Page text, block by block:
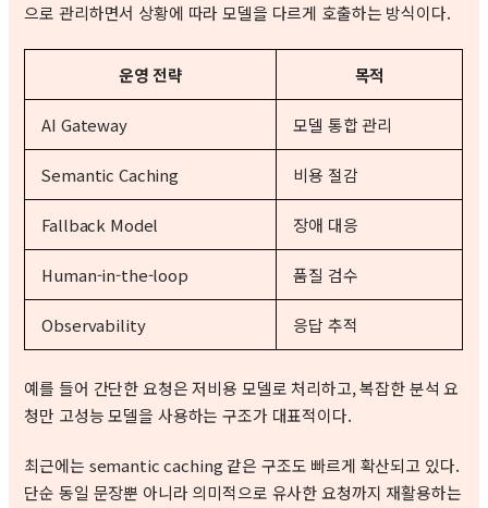
으로 관리하면서 상황에 따라 모델을 다르게 호출하는 방식이다.
운영 전략 목적
AI Gateway 모델 통합 관리
Semantic Caching 비용 절감
Fallback Model 장애 대응
Human-in-the-loop 품질 검수
Observability 응답 추적
예를 들어 간단한 요청은 저비용 모델로 처리하고, 복잡한 분석 요
청만 고성능 모델을 사용하는 구조가 대표적이다.
최근에는 semantic caching 같은 구조도 빠르게 확산되고 있다.
단순 동일 문장뿐 아니라 의미적으로 유사한 요청까지 재활용하는